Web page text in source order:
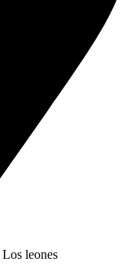
leones